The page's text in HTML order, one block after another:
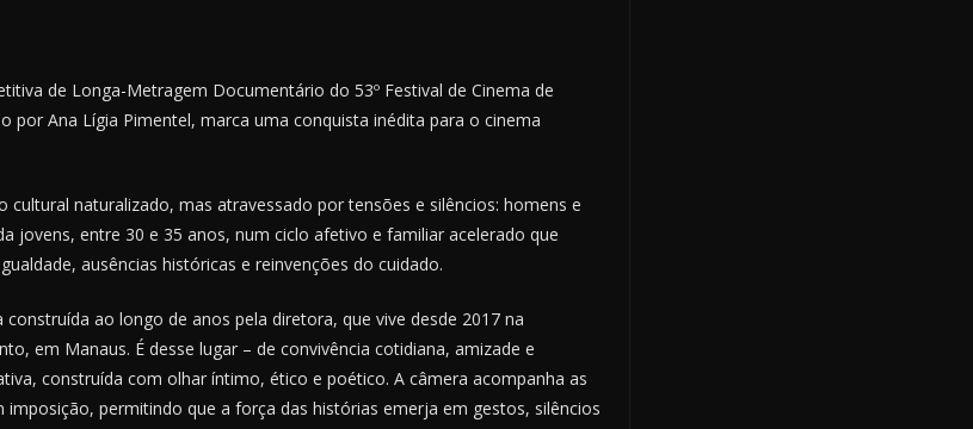
de Longa-Metragem Documentário do 53º Festival de Cinema de
por Ana Lígia Pimentel, marca uma conquista inédita para o cinema
naturalizado, mas atravessado por tensões e silêncios: homens e
jovens, entre 30 e 35 anos, num ciclo afetivo e familiar acelerado que
ausências históricas e reinvenções do cuidado.
ao longo de anos pela diretora, que vive desde 2017 na
em Manaus. É desse lugar – de convivência cotidiana, amizade e
construída com olhar íntimo, ético e poético. A câmera acompanha as
imposição, permitindo que a força das histórias emerja em gestos, silêncios